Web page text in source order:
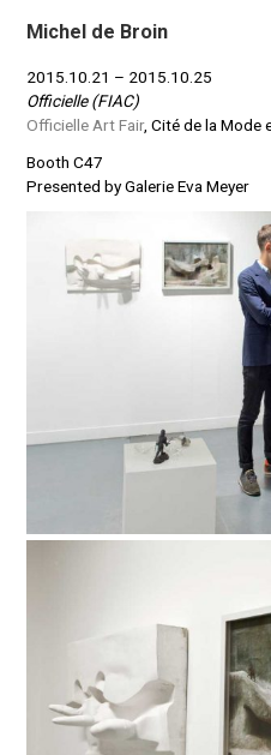
Michel de Broin
2015.10.21 – 2015.10.25
Officielle (FIAC)
Officielle Art Fair, Cité de la Mode
Booth C47
Presented by Galerie Eva Meyer